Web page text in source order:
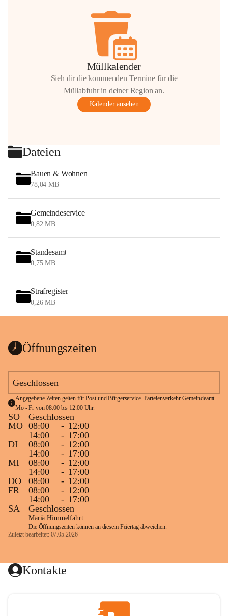
Müllkalender
Sieh dir die kommenden Termine für die
Müllabfuhr in deiner Region an.
Kalender ansehen
Dateien
Bauen & Wohnen
78,04 MB
Gemeindeservice
0,82 MB
Standesamt
0,75 MB
Strafregister
0,26 MB
Öffnungszeiten
Geschlossen
Angegebene Zeiten gelten für Post und Bürgerservice. Parteienverkehr Gemeindeamt
Mo - Fr von 08:00 bis 12:00 Uhr.
SO
Geschlossen
MO 08:00 - 12:00
14:00
- 17:00
DI
08:00 - 12:00
14:00
- 17:00
MI
08:00 - 12:00
14:00
- 17:00
DO
08:00 - 12:00
FR
08:00 - 12:00
14:00
- 17:00
SA
Geschlossen
Mariä Himmelfahrt:
Die Öffnungszeiten können an diesem Feiertag abweichen.
Zuletzt bearbeitet: 07.05.2026
Kontakte